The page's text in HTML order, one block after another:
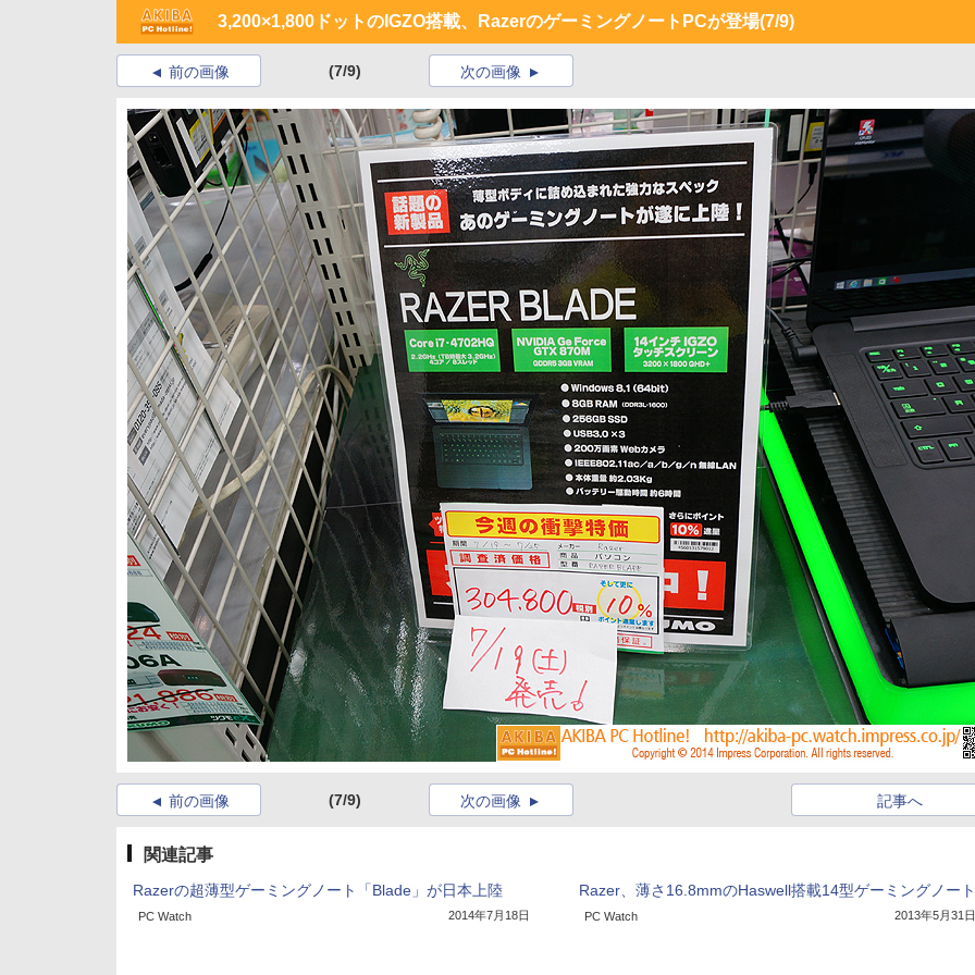
3,200×1,800ドットのIGZO搭載、RazerのゲーミングノートPCが登場(7/9)
前の画像 (7/9) 次の画像
前の画像 (7/9) 記事へ
次の画像
関連記事
Razerの超薄型ゲーミングノート「Blade」が日本上陸
PC Watch 2014年7月18日
Razer、薄さ16.8mmのHaswell搭載14型ゲーミングノート
PC Watch 2013年5月31日